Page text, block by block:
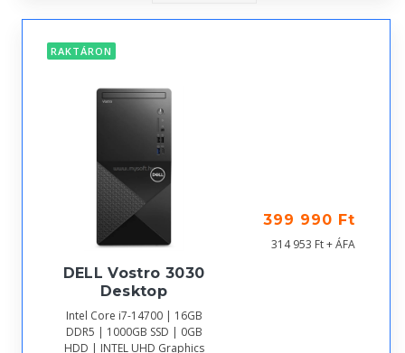
RAKTÁRON
DELL Vostro 3030
Desktop
Intel Core i7-14700 | 16GB
DDR5 | 1000GB SSD | 0GB
HDD | INTEL UHD Graphics
399 990 Ft
314 953 Ft + ÁFA